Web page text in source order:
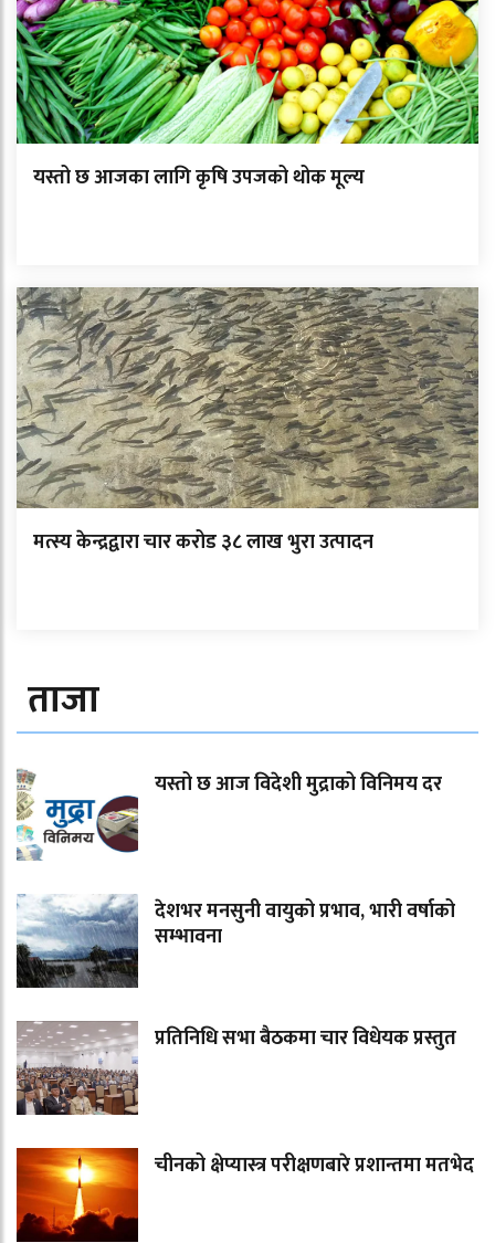
यस्तो छ आजका लागि कृषि उपजको थोक मूल्य
मत्स्य केन्द्रद्वारा चार करोड ३८ लाख भुरा उत्पादन
ताजा
यस्तो छ आज विदेशी मुद्राको विनिमय दर
देशभर मनसुनी वायुको प्रभाव, भारी वर्षाको
सम्भावना
प्रतिनिधि सभा बैठकमा चार विधेयक प्रस्तुत
चीनको क्षेप्यास्त्र परीक्षणबारे प्रशान्तमा मतभेद